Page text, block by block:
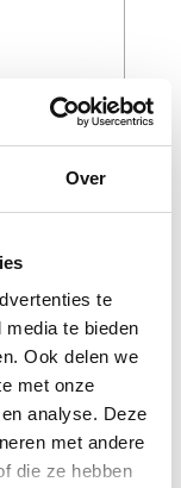
Over
te
te bieden
Ook delen we
met onze
analyse. Deze
met andere
die ze hebben